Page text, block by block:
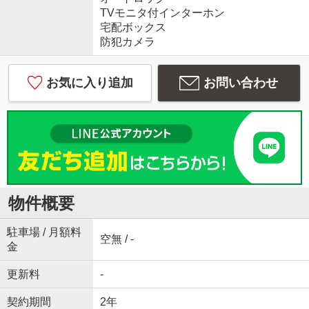
TVモニタ付インターホン
宅配ボックス
防犯カメラ
お気に入り追加 お問い合わせ
物件概要
駐車場 / 月額料
金
空無 / -
更新料 -
契約期間 2年